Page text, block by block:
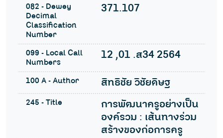
082 - Dewey
Decimal
Classification
Number
371.107
099 - Local Call
Numbers
12 ,01 .ส34 2564
100 A - Author สิทธิชัย วิชัยดิษฐ
245 - Title
การพัฒนาครูอย่างเป็น
องค์รวม : เส้นทางร่วม
สร้างของก่อการครู